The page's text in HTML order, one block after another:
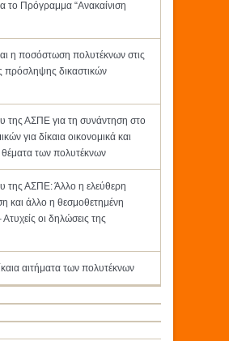
το Πρόγραμμα “Ανακαίνιση
η ποσόστωση πολυτέκνων στις
πρόσληψης δικαστικών
της ΑΣΠΕ για τη συνάντηση στο
για δίκαια οικονομικά και
των πολυτέκνων
της ΑΣΠΕ: Άλλο η ελεύθερη
και άλλο η θεσμοθετημένη
Ατυχείς οι δηλώσεις της
αιτήματα των πολυτέκνων